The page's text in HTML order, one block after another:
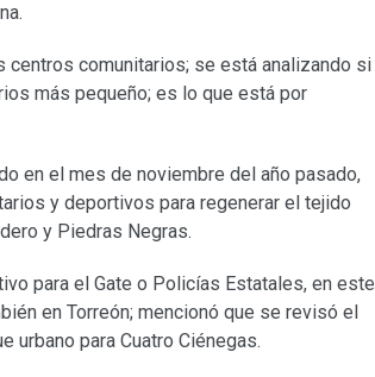
comunitarios; se está analizando si
más pequeño; es lo que está por
en el mes de noviembre del año pasado,
y deportivos para regenerar el tejido
y Piedras Negras.
para el Gate o Policías Estatales, en este
en Torreón; mencionó que se revisó el
urbano para Cuatro Ciénegas.